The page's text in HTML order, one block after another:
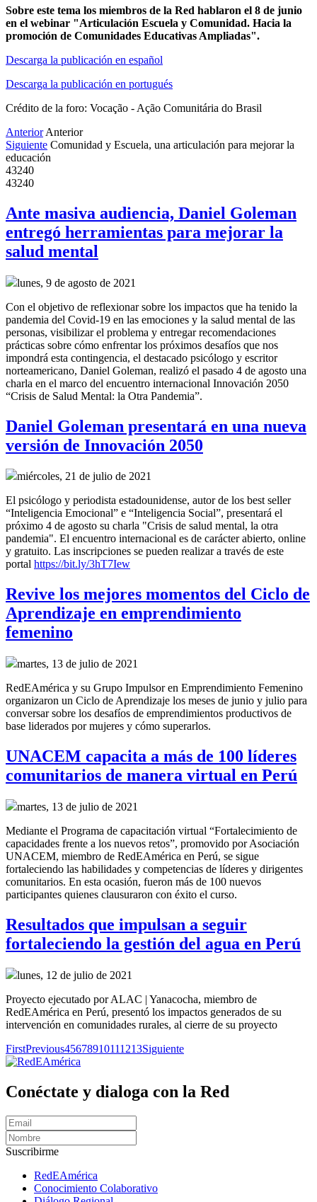
Sobre este tema los miembros de la Red hablaron el 8 de junio
en el webinar "Articulación Escuela y Comunidad. Hacia la
promoción de Comunidades Educativas Ampliadas".
Descarga la publicación en español
Descarga la publicación en portugués
Crédito de la foro: Vocação - Ação Comunitária do Brasil
Anterior Anterior
Siguiente Comunidad y Escuela, una articulación para mejorar la
educación
43240
43240
Ante masiva audiencia, Daniel Goleman
entregó herramientas para mejorar la
salud mental
lunes, 9 de agosto de 2021
Con el objetivo de reflexionar sobre los impactos que ha tenido la
pandemia del Covid-19 en las emociones y la salud mental de las
personas, visibilizar el problema y entregar recomendaciones
prácticas sobre cómo enfrentar los próximos desafíos que nos
impondrá esta contingencia, el destacado psicólogo y escritor
norteamericano, Daniel Goleman, realizó el pasado 4 de agosto una
charla en el marco del encuentro internacional Innovación 2050
“Crisis de Salud Mental: la Otra Pandemia”.
Daniel Goleman presentará en una nueva
versión de Innovación 2050
miércoles, 21 de julio de 2021
El psicólogo y periodista estadounidense, autor de los best seller
“Inteligencia Emocional” e “Inteligencia Social”, presentará el
próximo 4 de agosto su charla "Crisis de salud mental, la otra
pandemia". El encuentro internacional es de carácter abierto, online
y gratuito. Las inscripciones se pueden realizar a través de este
portal https://bit.ly/3hT7Iew
Revive los mejores momentos del Ciclo de
Aprendizaje en emprendimiento
femenino
martes, 13 de julio de 2021
RedEAmérica y su Grupo Impulsor en Emprendimiento Femenino
organizaron un Ciclo de Aprendizaje los meses de junio y julio para
conversar sobre los desafíos de emprendimientos productivos de
base liderados por mujeres y cómo superarlos.
UNACEM capacita a más de 100 líderes
comunitarios de manera virtual en Perú
martes, 13 de julio de 2021
Mediante el Programa de capacitación virtual “Fortalecimiento de
capacidades frente a los nuevos retos”, promovido por Asociación
UNACEM, miembro de RedEAmérica en Perú, se sigue
fortaleciendo las habilidades y competencias de líderes y dirigentes
comunitarios. En esta ocasión, fueron más de 100 nuevos
participantes quienes clausuraron con éxito el curso.
Resultados que impulsan a seguir
fortaleciendo la gestión del agua en Perú
lunes, 12 de julio de 2021
Proyecto ejecutado por ALAC | Yanacocha, miembro de
RedEAmérica en Perú, presentó los impactos generados de su
intervención en comunidades rurales, al cierre de su proyecto
FirstPrevious45678910111213Siguiente
Conéctate y dialoga con la Red
Suscribirme
RedEAmérica
Conocimiento Colaborativo